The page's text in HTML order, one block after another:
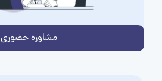
مشاوره حضوری